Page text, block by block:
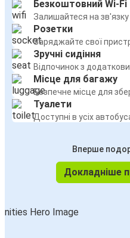
Безкоштовний Wi-Fi
Залишайтеся на
Розетки
Заряджайте свої
Зручні сидіння
Відпочинок з
Місце для багажу
Безпечне місце для
Туалети
Доступні в усіх
Вперше
Докладніше